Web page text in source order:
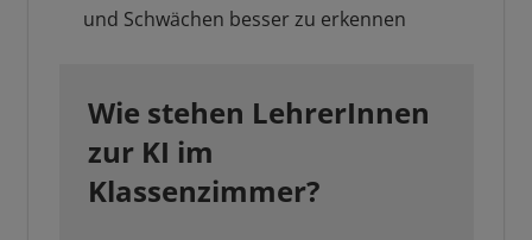
und Schwächen besser zu erkennen
Wie stehen LehrerInnen
zur KI im
Klassenzimmer?